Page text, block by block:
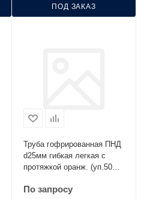
ПОД ЗАКАЗ
Труба гофрированная ПНД
d25мм гибкая легкая с
протяжкой оранж. (уп.50м)
По запросу